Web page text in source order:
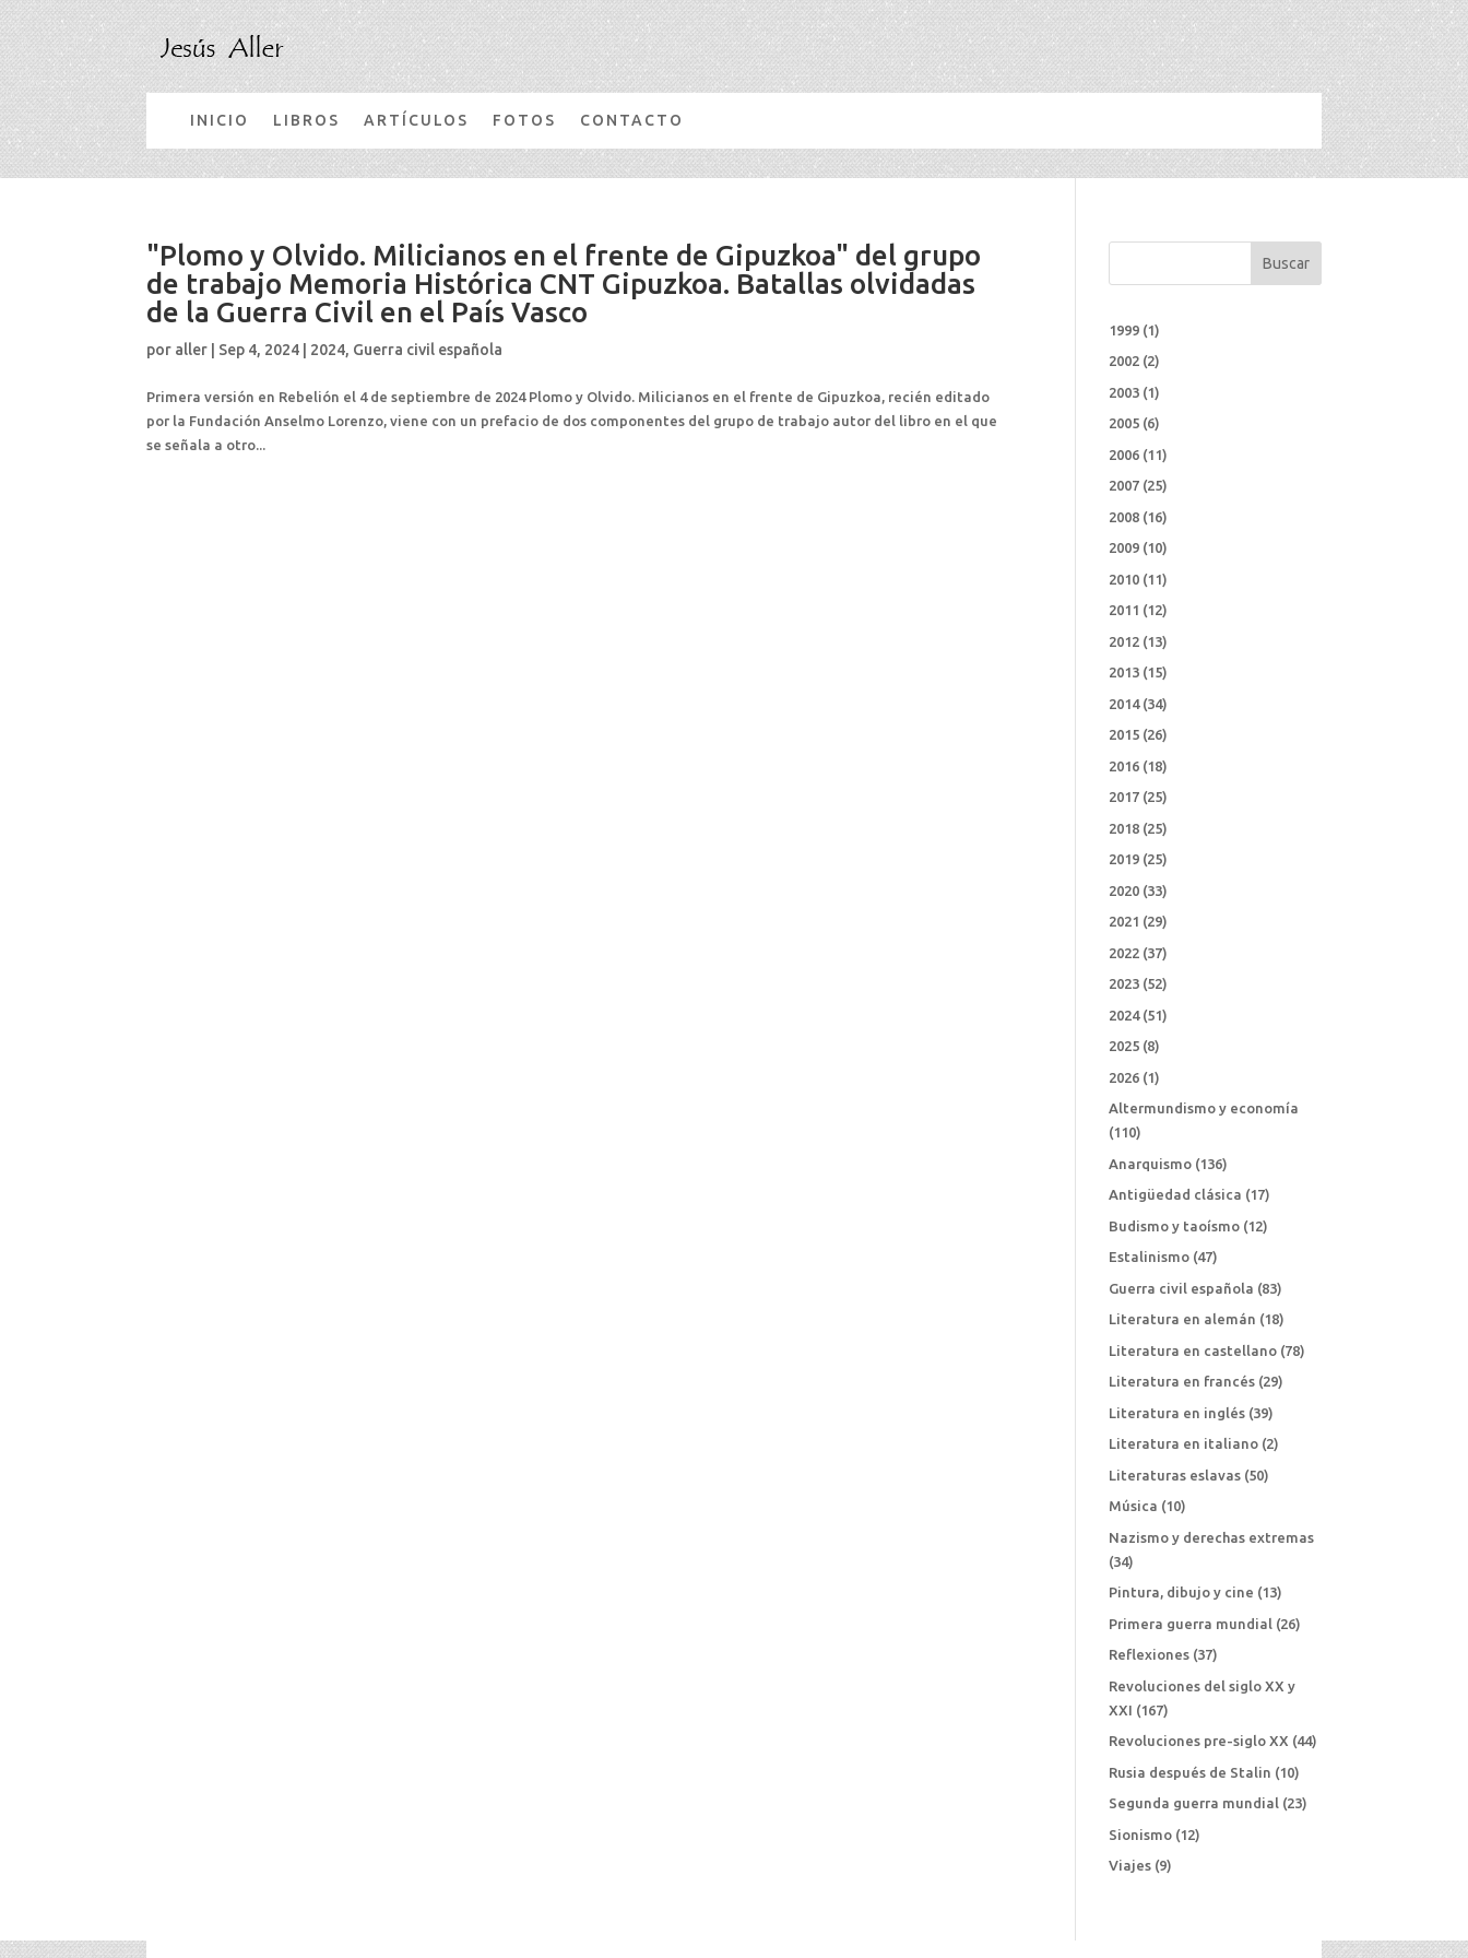
INICIO LIBROS ARTÍCULOS FOTOS CONTACTO
"Plomo y Olvido. Milicianos en el frente de Gipuzkoa" del grupo
de trabajo Memoria Histórica CNT Gipuzkoa. Batallas olvidadas
de la Guerra Civil en el País Vasco
por aller Sep 4, 2024 2024, Guerra civil española
Primera versión en Rebelión el 4 de septiembre de 2024 Plomo y Olvido. Milicianos en el frente de Gipuzkoa, recién editado
por la Fundación Anselmo Lorenzo, viene con un prefacio de dos componentes del grupo de trabajo autor del libro en el que
se señala a otro...
Buscar
1999 (1)
2002 (2)
2003 (1)
2005 (6)
2006 (11)
2007 (25)
2008 (16)
2009 (10)
2010 (11)
2011 (12)
2012 (13)
2013 (15)
2014(34)
2015 (26)
2016 (18)
2017 (25)
2018 (25)
2019 (25)
2020 (33)
2021 (29)
2022 (37)
2023 (52)
2024(51)
2025 (8)
2026 (1)
Altermundismo y economía
(110)
Anarquismo (136)
Antigüedad clásica (17)
Budismo y taoísmo (12)
Estalinismo (47)
Guerra civil española (83)
Literatura en alemán (18)
Literatura en castellano (78)
Literatura en francés (29)
Literatura en inglés (39)
Literatura en italiano (2)
Literaturas eslavas (50)
Música (10)
Nazismo y derechas extremas
(34)
Pintura, dibujo y cine (13)
Primera guerra mundial (26)
Reflexiones (37)
Revoluciones del siglo XX y
XXI (167)
Revoluciones pre-siglo XX (44)
Rusia después de Stalin (10)
Segunda guerra mundial (23)
Sionismo (12)
Viajes (9)